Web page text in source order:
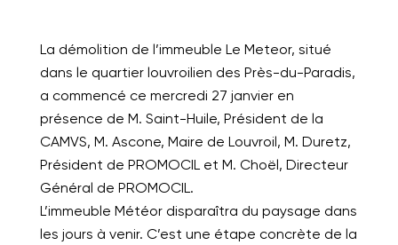
La démolition de l’immeuble Le Meteor, situé
dans le quartier louvroilien des Près-du-Paradis,
a commencé ce mercredi 27 janvier en
présence de M. Saint-Huile, Président de la
CAMVS, M. Ascone, Maire de Louvroil, M. Duretz,
Président de PROMOCIL et M. Choël, Directeur
Général de PROMOCIL.
L’immeuble Météor disparaîtra du paysage dans
les jours à venir. C’est une étape concrète de la